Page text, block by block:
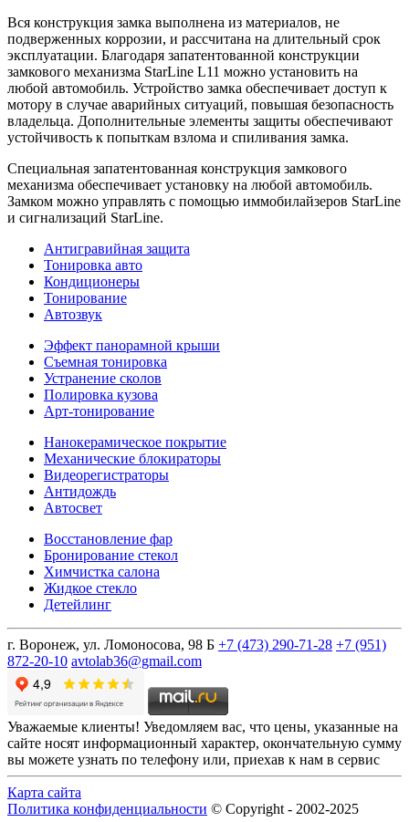
Вся конструкция замка выполнена из материалов, не
подверженных коррозии, и рассчитана на длительный срок
эксплуатации. Благодаря запатентованной конструкции
замкового механизма StarLine L11 можно установить на
любой автомобиль. Устройство замка обеспечивает доступ к
мотору в случае аварийных ситуаций, повышая безопасность
владельца. Дополнительные элементы защиты обеспечивают
устойчивость к попыткам взлома и спиливания замка.
Специальная запатентованная конструкция замкового
механизма обеспечивает установку на любой автомобиль.
Замком можно управлять с помощью иммобилайзеров StarLine
и сигнализаций StarLine.
Антигравийная защита
Тонировка авто
Кондиционеры
Тонирование
Автозвук
Эффект панорамной крыши
Съемная тонировка
Устранение сколов
Полировка кузова
Арт-тонирование
Нанокерамическое покрытие
Механические блокираторы
Видеорегистраторы
Антидождь
Автосвет
Восстановление фар
Бронирование стекол
Химчистка салона
Жидкое стекло
Детейлинг
г. Воронеж, ул. Ломоносова, 98 Б +7 (473) 290-71-28 +7 (951)
872-20-10 avtolab36@gmail.com
Уважаемые клиенты! Уведомляем вас, что цены, указанные на
сайте носят информационный характер, окончательную сумму
вы можете узнать по телефону или, приехав к нам в сервис
Карта сайта
Политика конфиденциальности © Copyright - 2002-2025